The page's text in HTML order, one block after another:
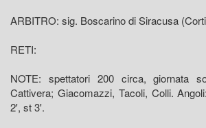
ARBITRO: sig. Boscarino di Siracusa
RETI:
NOTE: spettatori 200 circa, giornata
Cattivera; Giacomazzi, Tacoli, Colli.
2', st 3'.